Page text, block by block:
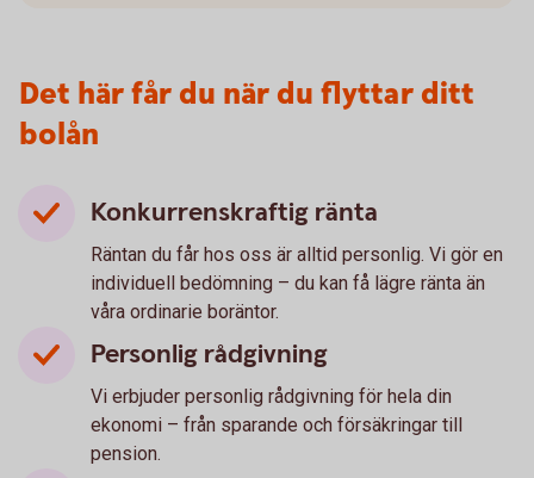
Det här får du när du flyttar ditt
bolån
Konkurrenskraftig ränta
Räntan du får hos oss är alltid personlig. Vi gör en
individuell bedömning – du kan få lägre ränta än
våra ordinarie boräntor.
Personlig rådgivning
Vi erbjuder personlig rådgivning för hela din
ekonomi – från sparande och försäkringar till
pension.